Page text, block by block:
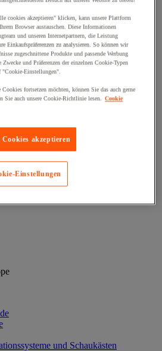
und Schaukästen
cookies akzeptieren" klicken, kann unsere Plattform
Browser austauschen. Diese Informationen
und unseren Internetpartnern, die Leistung
Einkaufspräferenzen zu analysieren. So können wir
zugeschnittene Produkte und passende Werbung
und Präferenzen der einzelnen Cookie-Typen
"Cookie-Einstellungen".
fortsetzen möchten, können Sie das auch gerne
Sie auch unsere Cookie-Richtlinie lesen. Cookie
Cookies akzeptieren
Einstellungen